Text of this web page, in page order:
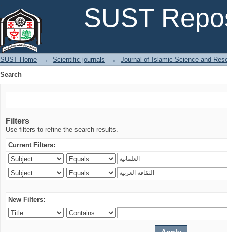
SUST
SUST Home → Scientific journals →
Journal of Islamic Science and
Search
Filters
Use filters to refine the search results.
Current Filters:
New Filters: